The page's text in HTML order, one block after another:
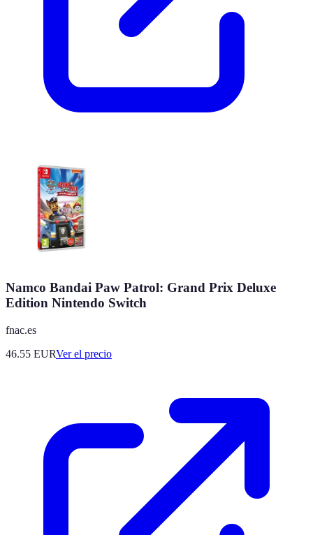
Namco Bandai Paw Patrol: Grand Prix Deluxe
Edition Nintendo Switch
fnac.es
46.55 EURVer el precio